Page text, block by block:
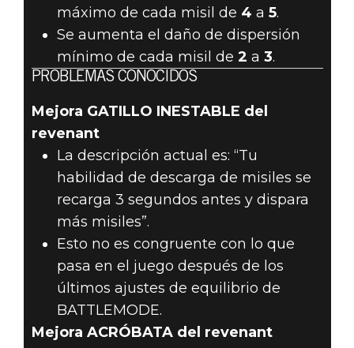
máximo de cada misil de 4 a 5.
Se aumenta el daño de dispersión
mínimo de cada misil de 2 a 3.
PROBLEMAS CONOCIDOS
Mejora GATILLO INESTABLE del
revenant
La descripción actual es: “Tu
habilidad de descarga de misiles se
recarga 3 segundos antes y dispara
más misiles”.
Esto no es congruente con lo que
pasa en el juego después de los
últimos ajustes de equilibrio de
BATTLEMODE.
Mejora ACRÓBATA del revenant